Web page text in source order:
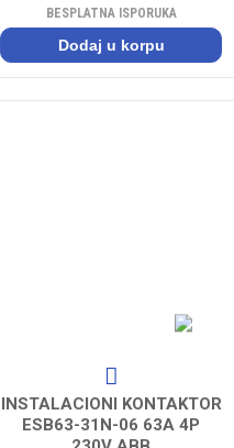
BESPLATNA ISPORUKA
Dodaj u korpu
INSTALACIONI KONTAKTOR
ESB63-31N-06 63A 4P